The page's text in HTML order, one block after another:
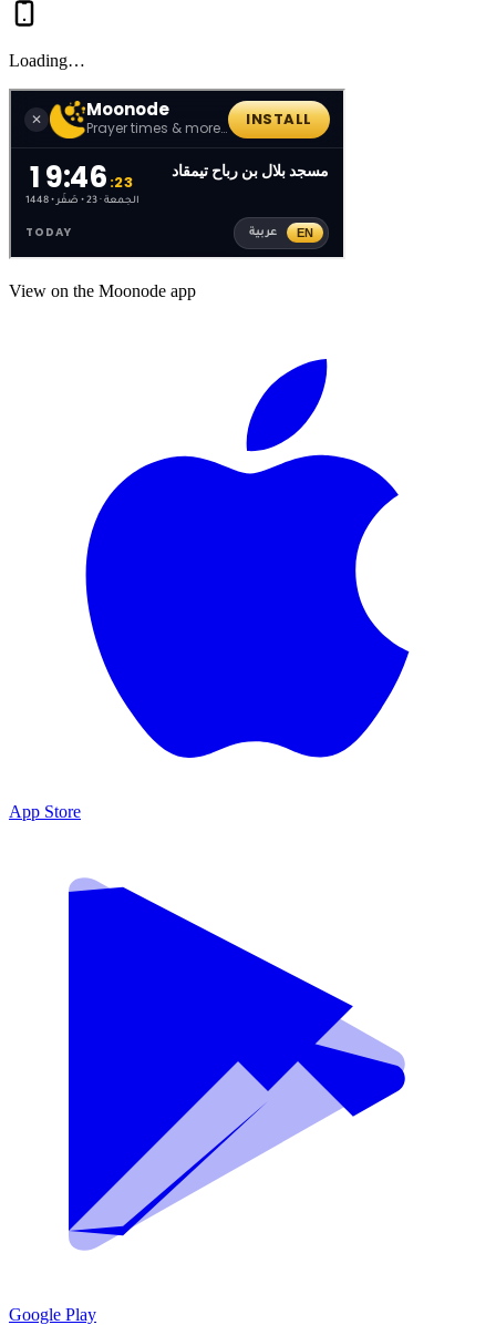
Loading…
View on the Moonode app
App Store
Google Play